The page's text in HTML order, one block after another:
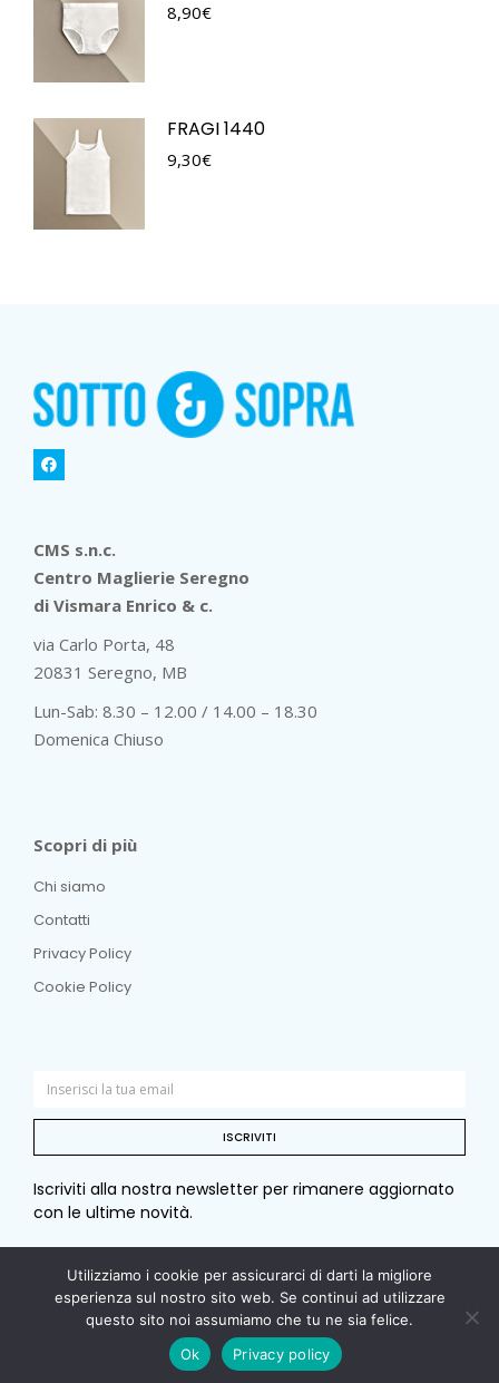
8,90€
FRAGI 1440
9,30€
CMS s.n.c.
Centro Maglierie Seregno
di Vismara Enrico & c.
via Carlo Porta, 48
20831 Seregno, MB
Lun-Sab: 8.30 – 12.00 / 14.00 – 18.30
Domenica Chiuso
Scopri di più
Chi siamo
Contatti
Privacy Policy
Cookie Policy
ISCRIVITI
Iscriviti alla nostra newsletter per rimanere aggiornato
con le ultime novità.
© Copyright 2026 Sotto e sopra. Tutti i diritti riservati. –
P. I. 00979840964 – C.F. 09786160151
Utilizziamo i cookie per assicurarci di darti la migliore
esperienza sul nostro sito web. Se continui ad utilizzare
questo sito noi assumiamo che tu ne sia felice.
Ok
Privacy policy